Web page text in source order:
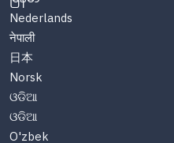
Nederlands
नेपाली
日本
Norsk
ଓଡିଆ
ଓଡିଆ
O'zbek